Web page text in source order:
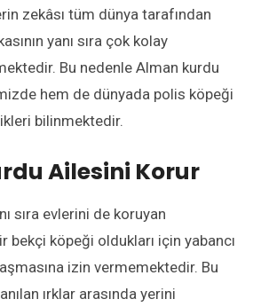
zekâsı tüm dünya tarafından
yanı sıra çok kolay
Bu nedenle Alman kurdu
hem de dünyada polis köpeği
bilinmektedir.
Ailesini Korur
sıra evlerini de koruyan
bekçi köpeği oldukları için yabancı
izin vermemektedir. Bu
ırklar arasında yerini